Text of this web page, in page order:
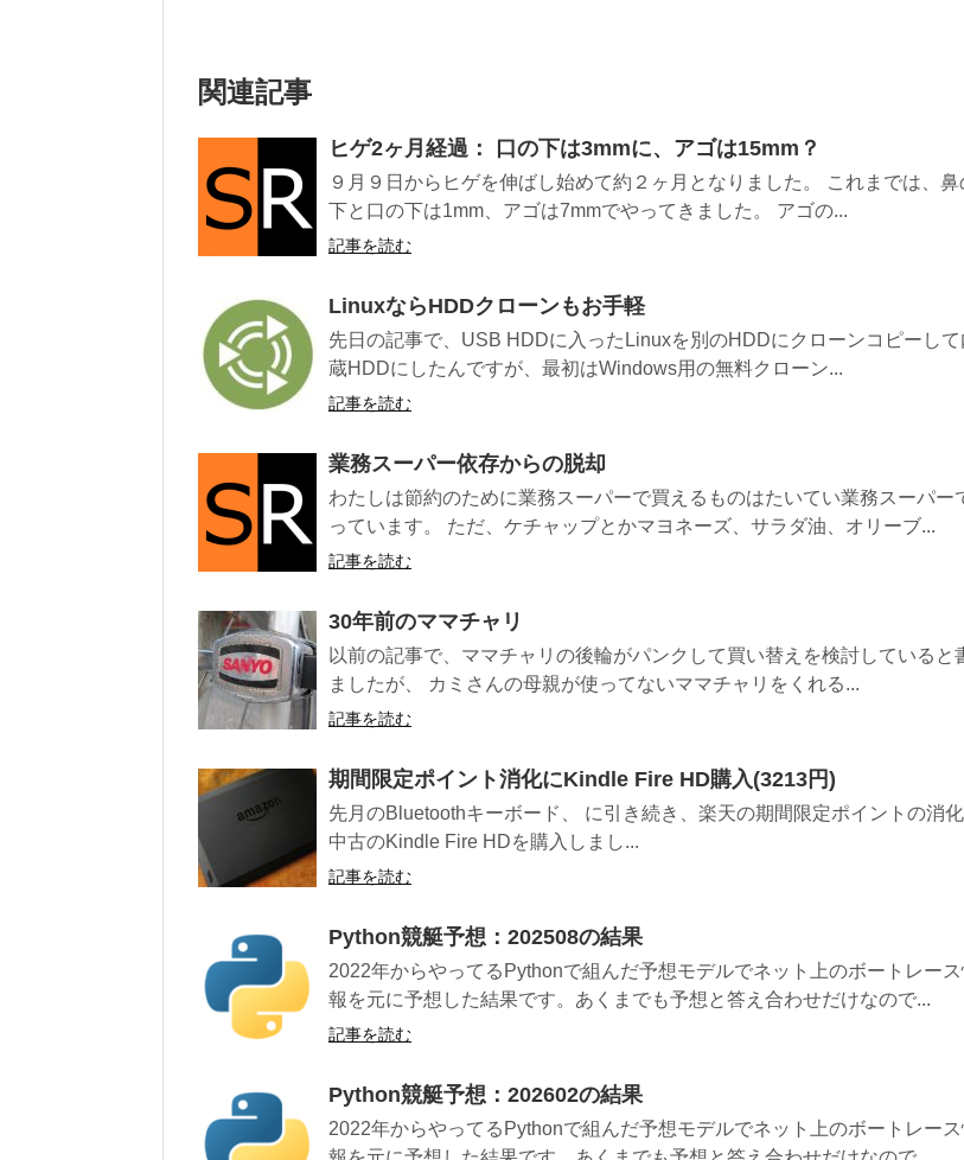
関連記事
ヒゲ2ヶ月経過： 口の下は3mmに、アゴは15mm？
９月９日からヒゲを伸ばし始めて約２ヶ月となりました。 これまでは、鼻
下と口の下は1mm、アゴは7mmでやってきました。 アゴの...
記事を読む
LinuxならHDDクローンもお手軽
先日の記事で、USB HDDに入ったLinuxを別のHDDにクローンコピーして
蔵HDDにしたんですが、最初はWindows用の無料クローン...
記事を読む
業務スーパー依存からの脱却
わたしは節約のために業務スーパーで買えるものはたいてい業務スーパー
っています。 ただ、ケチャップとかマヨネーズ、サラダ油、オリーブ...
記事を読む
30年前のママチャリ
以前の記事で、ママチャリの後輪がパンクして買い替えを検討していると
ましたが、 カミさんの母親が使ってないママチャリをくれる...
記事を読む
期間限定ポイント消化にKindle Fire HD購入(3213円)
先月のBluetoothキーボード、 に引き続き、楽天の期間限定ポイントの消
中古のKindle Fire HDを購入しまし...
記事を読む
Python競艇予想：202508の結果
2022年からやってるPythonで組んだ予想モデルでネット上のボートレー
報を元に予想した結果です。あくまでも予想と答え合わせだけなので...
記事を読む
Python競艇予想：202602の結果
2022年からやってるPythonで組んだ予想モデルでネット上のボートレー